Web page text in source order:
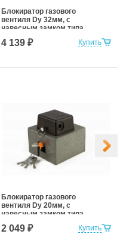
Купить
Блокиратор газового
вентиля Dy 32мм, с
навесным замком типа
«КРАБ»
4 139 ₽
Купить
Блокиратор газового
вентиля Dy 20мм, с
навесным замком типа
«КРАБ»
2 049 ₽